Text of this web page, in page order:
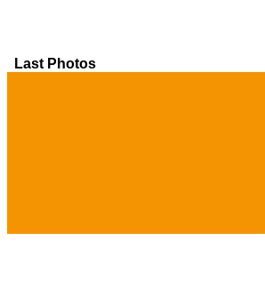
Last Photos